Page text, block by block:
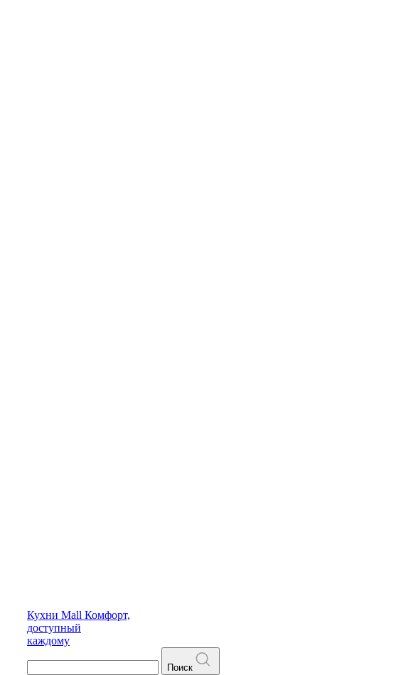
Кухни Mall Комфорт,
доступный
каждому
Поиск